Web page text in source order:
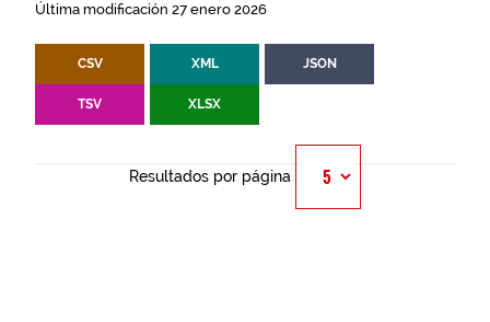
Última modificación 27 enero 2026
CSV XML JSON
TSV XLSX
Resultados por página